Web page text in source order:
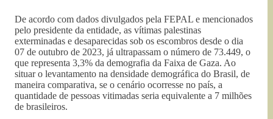
De acordo com dados divulgados pela FEPAL e mencionados
pelo presidente da entidade, as vítimas palestinas
exterminadas e desaparecidas sob os escombros desde o dia
07 de outubro de 2023, já ultrapassam o número de 73.449, o
que representa 3,3% da demografia da Faixa de Gaza. Ao
situar o levantamento na densidade demográfica do Brasil, de
maneira comparativa, se o cenário ocorresse no país, a
quantidade de pessoas vitimadas seria equivalente a 7 milhões
de brasileiros.